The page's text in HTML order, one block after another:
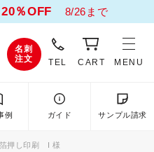
％OFF 8/26まで
名刺
注文
TEL CART MENU
例 ガイド サンプル請求
押し印刷 I 様